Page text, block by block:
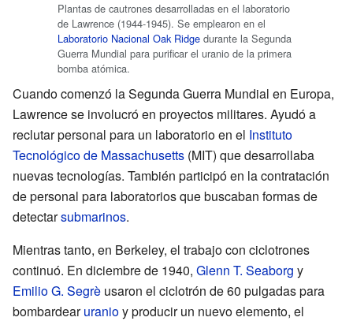
Plantas de cautrones desarrolladas en el laboratorio
de Lawrence (1944-1945). Se emplearon en el
Laboratorio Nacional Oak Ridge durante la Segunda
Guerra Mundial para purificar el uranio de la primera
bomba atómica.
Cuando comenzó la Segunda Guerra Mundial en Europa,
Lawrence se involucró en proyectos militares. Ayudó a
reclutar personal para un laboratorio en el Instituto
Tecnológico de Massachusetts (MIT) que desarrollaba
nuevas tecnologías. También participó en la contratación
de personal para laboratorios que buscaban formas de
detectarsubmarinos.
Mientras tanto, en Berkeley, el trabajo con ciclotrones
continuó. En diciembre de 1940, Glenn T. Seaborg y
Emilio G. Segrè usaron el ciclotrón de 60 pulgadas para
bombardearuranioy producir un nuevo elemento, el